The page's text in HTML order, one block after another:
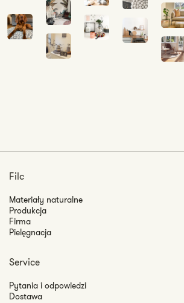
Filc
Materiały naturalne
Produkcja
Firma
Pielęgnacja
Service
Pytania i odpowiedzi
Dostawa